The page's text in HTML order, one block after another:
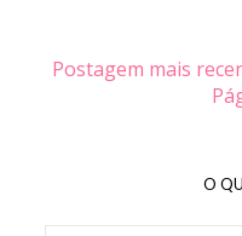
Postagem mais
O